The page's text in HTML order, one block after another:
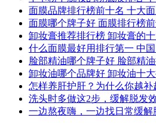
面膜品牌排行榜前十名 十大
面膜哪个牌子好 面膜排行榜
卸妆膏推荐排行榜 卸妆膏的
什么面膜最好用排行第一 中
脸部精油哪个牌子好 脸部精
卸妆油哪个品牌好 卸妆油十
怎样养肝护肝？为什么你越补
洗头时多做这2步，缓解脱发
一边熬夜嗨，一边找日常缓解